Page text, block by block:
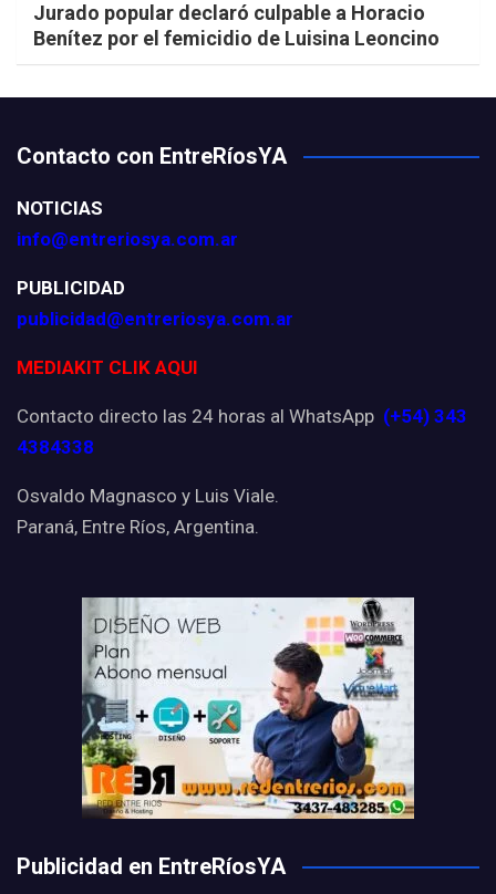
Jurado popular declaró culpable a Horacio
Benítez por el femicidio de Luisina Leoncino
Contacto con EntreRíosYA
NOTICIAS
info@entreriosya.com.ar
PUBLICIDAD
publicidad@entreriosya.com.ar
MEDIAKIT CLIK AQUI
Contacto directo las 24 horas al WhatsApp (+54) 343
4384338
Osvaldo Magnasco y Luis Viale.
Paraná, Entre Ríos, Argentina.
Publicidad en EntreRíosYA